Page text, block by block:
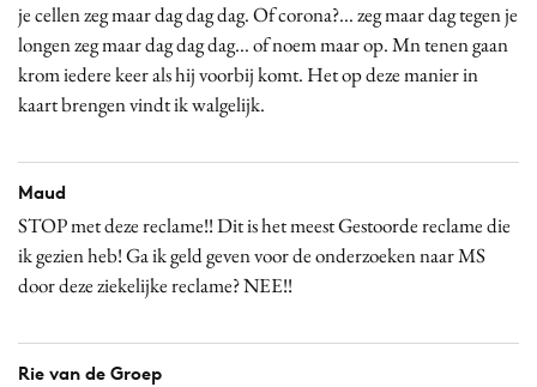
je cellen zeg maar dag dag dag. Of corona?... zeg maar dag tegen je
longen zeg maar dag dag dag... of noem maar op. Mn tenen gaan
krom iedere keer als hij voorbij komt. Het op deze manier in
kaart brengen vindt ik walgelijk.
Maud
STOP met deze reclame!! Dit is het meest Gestoorde reclame die
ik gezien heb! Ga ik geld geven voor de onderzoeken naar MS
door deze ziekelijke reclame? NEE!!
Rie van de Groep